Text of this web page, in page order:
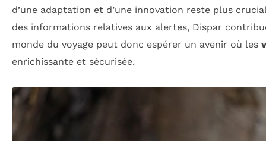
d’une adaptation et d’une innovation reste plus
des informations relatives aux alertes, Dispar
monde du voyage peut donc espérer un avenir où les
enrichissante et sécurisée.